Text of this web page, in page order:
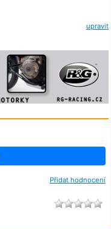
upravit
Přidat hodnocení